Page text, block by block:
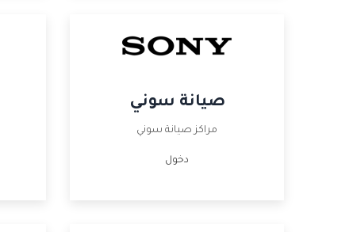
صيانة سوني
مراكز صيانة سوني
دخول